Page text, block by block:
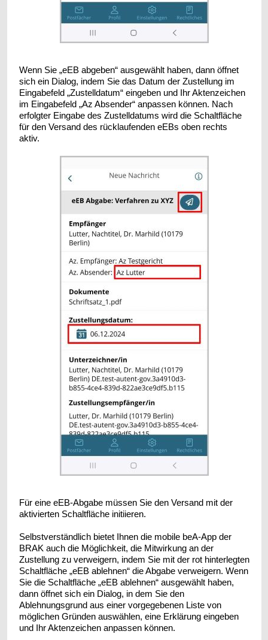
Wenn Sie „eEB abgeben“ ausgewählt haben, dann öffnet
sich ein Dialog, indem Sie das Datum der Zustellung im
Eingabefeld „Zustelldatum“ eingeben und Ihr Aktenzeichen
im Eingabefeld „Az Absender“ anpassen können. Nach
erfolgter Eingabe des Zustelldatums wird die Schaltfläche
für den Versand des rücklaufenden eEBs oben rechts
aktiv.
Für eine eEB-Abgabe müssen Sie den Versand mit der
aktivierten Schaltfläche initiieren.
Selbstverständlich bietet Ihnen die mobile beA-App der
BRAK auch die Möglichkeit, die Mitwirkung an der
Zustellung zu verweigern, indem Sie mit der rot hinterlegten
Schaltfläche „eEB ablehnen“ die Abgabe verweigern. Wenn
Sie die Schaltfläche „eEB ablehnen“ ausgewählt haben,
dann öffnet sich ein Dialog, in dem Sie den
Ablehnungsgrund aus einer vorgegebenen Liste von
möglichen Gründen auswählen, eine Erklärung eingeben
und Ihr Aktenzeichen anpassen können.